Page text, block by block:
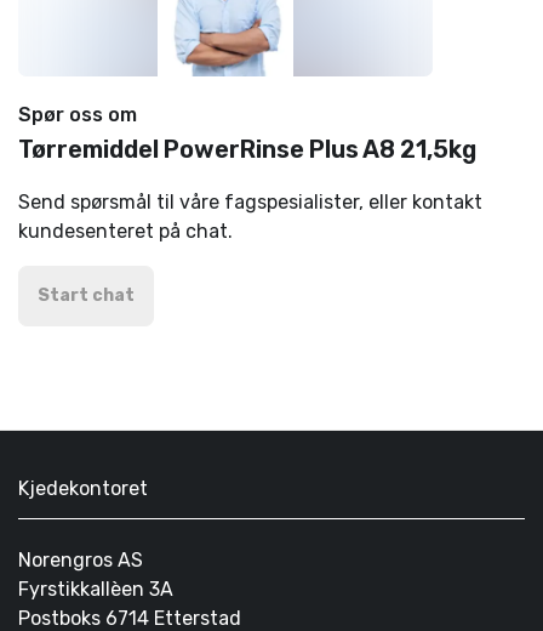
Spør oss om
Tørremiddel PowerRinse Plus A8 21,5kg
Send spørsmål til våre fagspesialister, eller kontakt
kundesenteret på chat.
Start chat
Kjedekontoret
Norengros AS
Fyrstikkallèen 3A
Postboks 6714 Etterstad